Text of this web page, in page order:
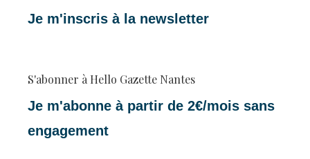
Je m'inscris à la newsletter
S'abonner à Hello Gazette Nantes
Je m'abonne à partir de 2€/mois sans
engagement